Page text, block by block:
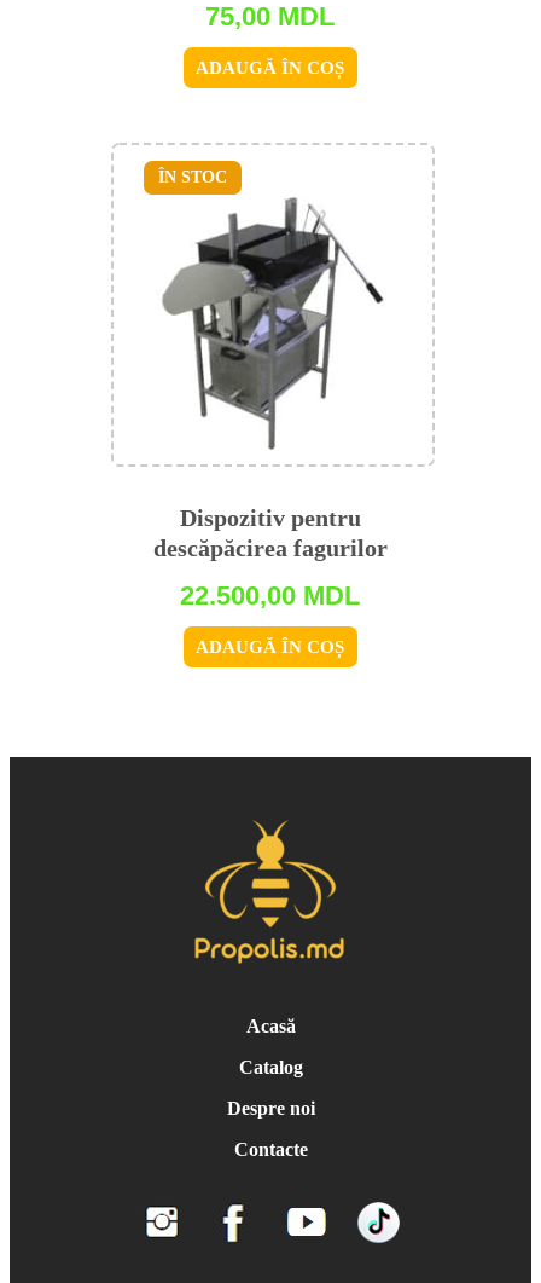
75,00 MDL
ADAUGĂ ÎN COȘ
Dispozitiv pentru
descăpăcirea fagurilor
22.500,00 MDL
ADAUGĂ ÎN COȘ
ÎN STOC
Acasă
Catalog
Despre noi
Contacte